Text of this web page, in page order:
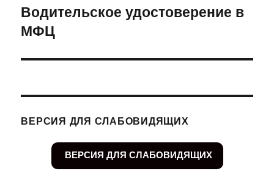
Следующая
запись:
Водительское удостоверение в
МФЦ
ВЕРСИЯ ДЛЯ СЛАБОВИДЯЩИХ
ВЕРСИЯ ДЛЯ СЛАБОВИДЯЩИХ